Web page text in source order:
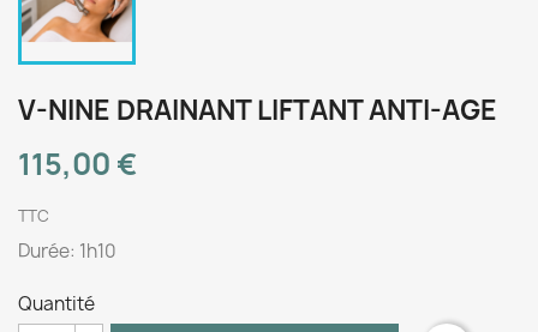
V-NINE DRAINANT LIFTANT ANTI-AGE
115,00 €
TTC
Durée: 1h10
Quantité